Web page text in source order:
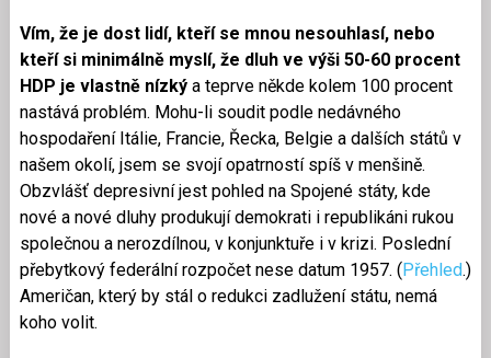
Vím, že je dost lidí, kteří se mnou nesouhlasí, nebo
kteří si minimálně myslí, že dluh ve výši 50-60 procent
HDP je vlastně nízkýa teprve někde kolem 100 procent
nastává problém. Mohu-li soudit podle nedávného
hospodaření Itálie, Francie, Řecka, Belgie a dalších států v
našem okolí, jsem se svojí opatrností spíš v menšině.
Obzvlášť depresivní jest pohled na Spojené státy, kde
nové a nové dluhy produkují demokrati i republikáni rukou
společnou a nerozdílnou, v konjunktuře i v krizi. Poslední
přebytkový federální rozpočet nese datum 1957. (Přehled.)
Američan, který by stál o redukci zadlužení státu, nemá
koho volit.